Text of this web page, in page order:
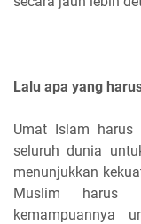
Lalu apa yang
Umat Islam
seluruh dunia
menunjukkan
Muslim harus
kemampuannya